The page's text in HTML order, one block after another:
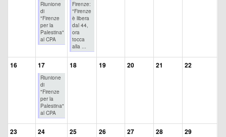
Riunione
di
"Firenze
per la
Palestina"
al CPA
Firenze:
"Firenze
è libera
dal 44,
ora
tocca
alla ...
16 17
Riunione
di
"Firenze
per la
Palestina"
al CPA
18 19 20 21 22
23 24 25 26 27 28 29